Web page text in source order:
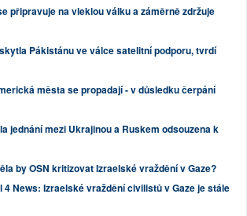
připravuje na vleklou válku a záměrně zdržuje
Pákistánu ve válce satelitní podporu, tvrdí
města se propadají - v důsledku čerpání
jednání mezi Ukrajinou a Ruskem odsouzena k
by OSN kritizovat Izraelské vraždění v Gaze?
4 News: Izraelské vraždění civilistů v Gaze je stále